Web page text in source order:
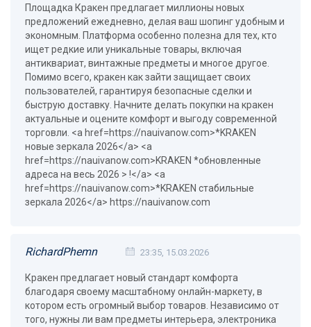
Площадка Кракен предлагает миллионы новых
предложений ежедневно, делая ваш шопинг удобным и
экономным. Платформа особенно полезна для тех, кто
ищет редкие или уникальные товары, включая
антиквариат, винтажные предметы и многое другое.
Помимо всего, кракен как зайти защищает своих
пользователей, гарантируя безопасные сделки и
быструю доставку. Начните делать покупки на кракен
актуальные и оцените комфорт и выгоду современной
торговли. <a href=https://nauivanow.com>*KRAKEN
новые зеркала 2026</a> <a
href=https://nauivanow.com>KRAKEN *обновленные
адреса на весь 2026 > !</a> <a
href=https://nauivanow.com>*KRAKEN стабильные
зеркала 2026</a> https://nauivanow.com
RichardPhemn 23:35, 15.03.2026
Кракен предлагает новый стандарт комфорта
благодаря своему масштабному онлайн-маркету, в
котором есть огромный выбор товаров. Независимо от
того, нужны ли вам предметы интерьера, электроника